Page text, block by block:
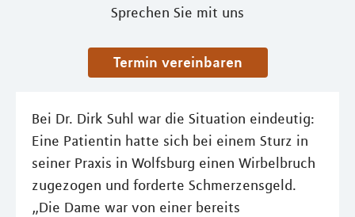
Sprechen Sie mit uns
Termin vereinbaren
Bei Dr. Dirk Suhl war die Situation eindeutig:
Eine Patientin hatte sich bei einem Sturz in
seiner Praxis in Wolfsburg einen Wirbelbruch
zugezogen und forderte Schmerzensgeld.
„Die Dame war von einer bereits